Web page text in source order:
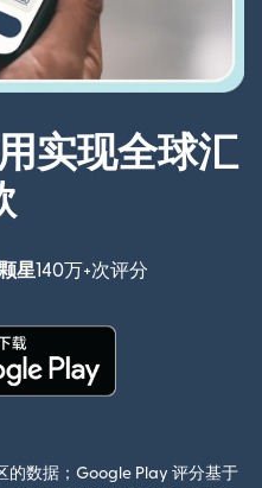
实现全球汇
星140万+次评分
的数据；Google Play 评分基于